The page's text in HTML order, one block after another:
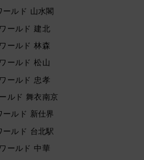
ールド 山水閣
ールド 建北
ールド 林森
ールド 松山
ールド 忠孝
ルド 舞衣南京
ールド 新仕界
ールド 台北駅
ールド 中華